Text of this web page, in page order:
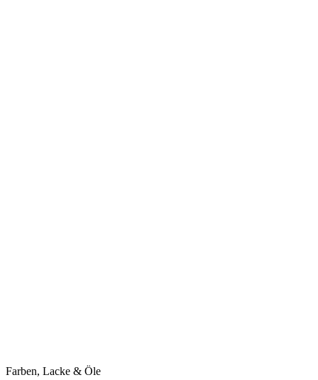
Farben, Lacke & Öle